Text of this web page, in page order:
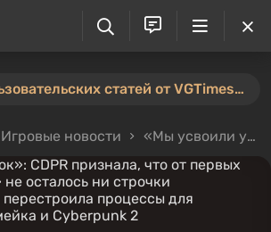
⚡️ Конкурс пользовательских статей от VGTimes продлён — участвуйте тут ⚡️
Игровые новости «Мы усвоили урок»: CDPR признала, что от первых двух «Ведьмаков» не осталось ни строчки документации — и перестроила процессы для «Ведьмака 4», ремейка и Cyberpunk 2